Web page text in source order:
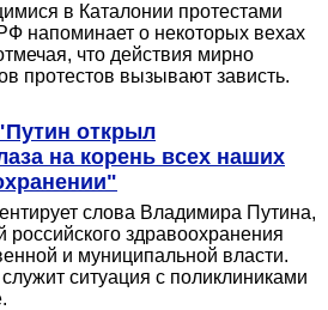
в Каталонии протестами
напоминает о некоторых вехах
что действия мирно
протестов вызывают зависть.
открыл
на корень всех наших
слова Владимира Путина,
здравоохранения
и муниципальной власти.
ситуация с поликлиниками